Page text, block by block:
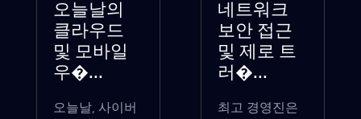
오늘날의
클라우드
및 모바일
우�...
오늘날, 사이버
네트워크
보안 접근
및 제로 트
러�...
최고 경영진은